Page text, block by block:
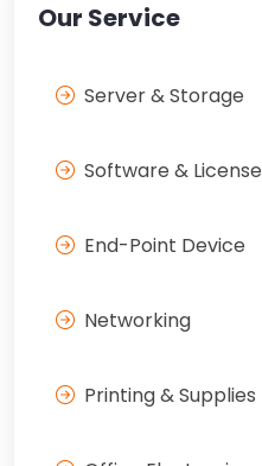
Our Service
Server & Storage
Software & License
End-Point Device
Networking
Printing & Supplies